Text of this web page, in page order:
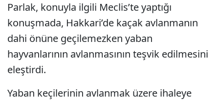
Parlak, konuyla ilgili Meclis’te yaptığı
konuşmada, Hakkari’de kaçak avlanmanın
dahi önüne geçilemezken yaban
hayvanlarının avlanmasının teşvik edilmesini
eleştirdi.
Yaban keçilerinin avlanmak üzere ihaleye